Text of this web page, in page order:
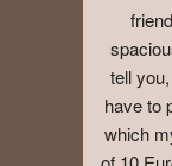
tell
have to
which